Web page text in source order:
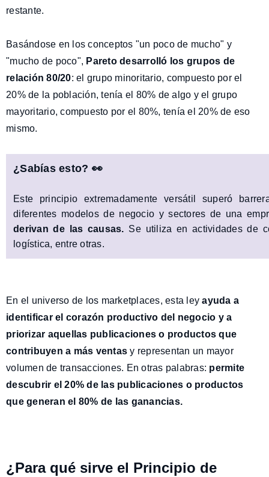
restante.
Basándose en los conceptos "un poco de mucho" y
"mucho de poco", Pareto desarrolló los grupos de
relación 80/20: el grupo minoritario, compuesto por el
20% de la población, tenía el 80% de algo y el grupo
mayoritario, compuesto por el 80%, tenía el 20% de eso
mismo.
¿Sabías esto? 👀
Este principio extremadamente versátil superó
diferentes modelos de negocio y sectores de una
derivan de las causas. Se utiliza en actividades de
logística, entre otras.
En el universo de los marketplaces, esta leyayuda a
identificar el corazón productivo del negocio y a
priorizar aquellas publicaciones o productos que
contribuyen a más ventasy representan un mayor
volumen de transacciones. En otras palabras: permite
descubrir el 20% de las publicaciones o productos
que generan el 80% de las ganancias.
¿Para qué sirve el Principio de